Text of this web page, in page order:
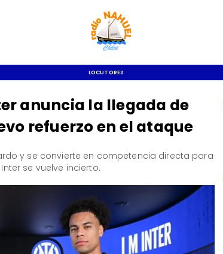
LOCUTORES
anuncia la llegada de
refuerzo en el ataque
y se convierte en competencia directa para
se vuelve incierto.